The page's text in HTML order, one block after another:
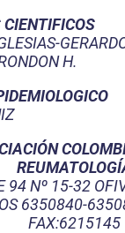
CIENTIFICOS
H.
94 Nº 15-32
6350840-
FAX:6215145